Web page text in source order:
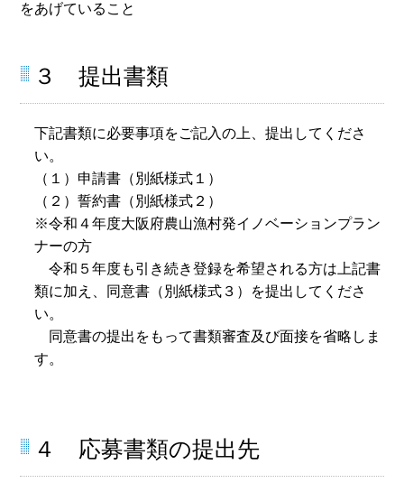
をあげていること
３ 提出書類
下記書類に必要事項をご記入の上、提出してくださ
い。
（１）申請書（別紙様式１）
（２）誓約書（別紙様式２）
※令和４年度大阪府農山漁村発イノベーションプラン
ナーの方
令和５年度も引き続き登録を希望される方は上記書
類に加え、同意書（別紙様式３）を提出してくださ
い。
同意書の提出をもって書類審査及び面接を省略しま
す。
４ 応募書類の提出先